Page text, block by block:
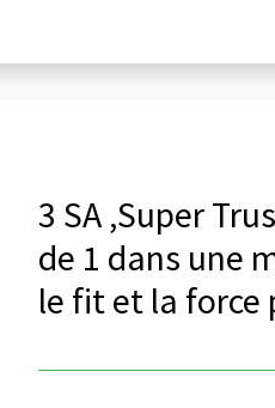
3 SA ,Super
de 1 dans une
le fit et la force